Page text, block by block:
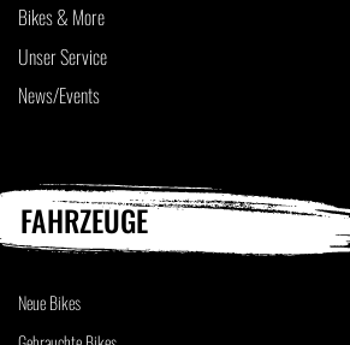
Bikes & More
Unser Service
News/Events
FAHRZEUGE
Neue Bikes